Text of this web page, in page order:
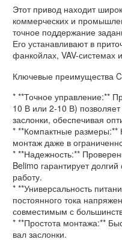
Этот привод находит
коммерческих и
точное поддержание
Его устанавливают в
фанкойлах, VAV-системах
Ключевые преимущества
* **Точное управление:**
10 В или 2-10 В)
заслонки, обеспечивая
* **Компактные
монтаж даже в
* **Надежность:**
Belimo гарантирует
работу.
* **Универсальность
постоянного тока
совместимым с
* **Простота монтажа:**
вал заслонки.